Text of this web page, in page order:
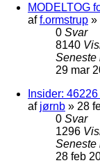
MODELTOG
aff.ormstrup »
0 Svar
8140
29 mar
Insider:
af jørnb » 28
0 Svar
1296
28 feb